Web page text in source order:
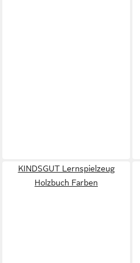
KINDSGUT Lernspielzeug
Holzbuch Farben